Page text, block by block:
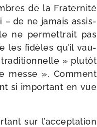
de la Fraternité
– de ne jamais assis­
ne per­met­trait pas
les fidèles qu’il vau­
tra­di­tion­nelle » plu­tôt
messe ». Comment
si impor­tant en vue
sur l’acceptation